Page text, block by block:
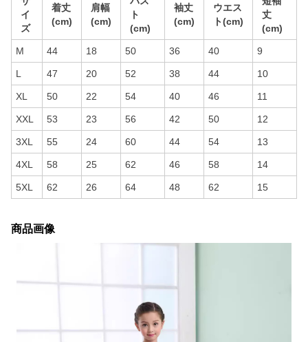
イ
ズ
着丈
(cm)
肩幅
(cm)
ト
(cm)
袖丈
(cm)
ウエス
ト(cm)
丈
(cm)
M 44 18 50 36 40 9
L 47 20 52 38 44 10
XL 50 22 54 40 46 11
XXL 53 23 56 42 50 12
3XL 55 24 60 44 54 13
4XL 58 25 62 46 58 14
5XL 62 26 64 48 62 15
商品画像